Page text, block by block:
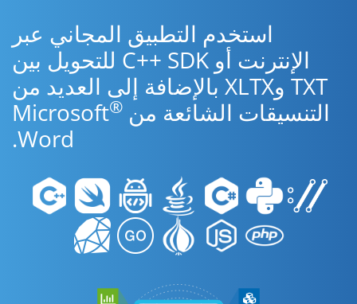
استخدم التطبيق المجاني عبر
الإنترنت أو C++ SDK للتحويل بين
TXT وXLTX بالإضافة إلى العديد من
التنسيقات الشائعة من Microsoft ®
Word.